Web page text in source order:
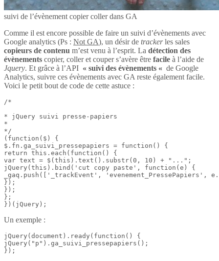
suivi de l’évènement copier coller dans GA
Comme il est encore possible de faire un suivi d’évènements avec
Google analytics (Ps : Not GA), un désir de trackerles sales
copieurs de contenu m’est venu à l’esprit. La détection des
évènements copier, coller et couper s’avère être facile à l’aide de
Jquery. Et grâce à l’API « suivi des évènements « de Google
Analytics, suivre ces évènements avec GA reste également facile.
Voici le petit bout de code de cette astuce :
/*
* jQuery suivi presse-papiers
*
*/
(function($) {
$.fn.ga_suivi_pressepapiers = function() {
return this.each(function() {
var text = $(this).text().substr(0, 10) + "...";
jQuery(this).bind('cut copy paste', function(e) {
_gaq.push(['_trackEvent', 'evenement_PressePapiers',
});
});
};
})(jQuery);
Un exemple :
jQuery(document).ready(function() {
jQuery("p").ga_suivi_pressepapiers();
});